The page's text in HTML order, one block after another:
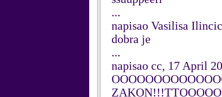
...
napisao Vasilisa
dobra je
...
napisao cc, 17 April